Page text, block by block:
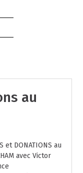
au
et DONATIONS au
avec Victor